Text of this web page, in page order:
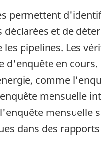
permettent
et de
pipelines. Les
d'enquête en
comme
mensuelle
mensuelle
dans des